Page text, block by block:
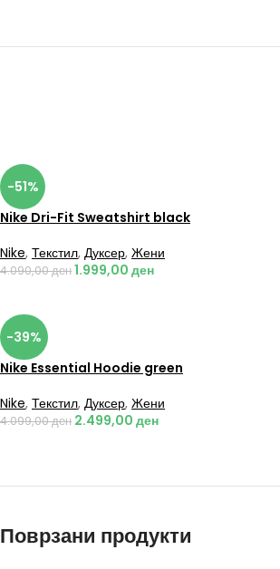
-51%
Nike Dri-Fit Sweatshirt black
Nike, Текстил, Дуксер, Жени
4.090,00ден1.999,00 ден
-39%
Nike Essential Hoodie green
Nike, Текстил, Дуксер, Жени
4.099,00ден 2.499,00 ден
Поврзани продукти